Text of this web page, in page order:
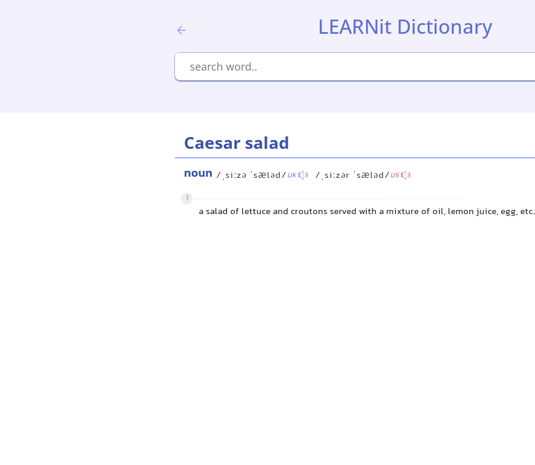
LEARNit Dictionary
Caesar salad
noun /ˌsiːzə ˈsæləd/UK /ˌsiːzər ˈsæləd/US
1
a salad of lettuce and croutons served with a mixture of oil, lemon juice, egg, etc.